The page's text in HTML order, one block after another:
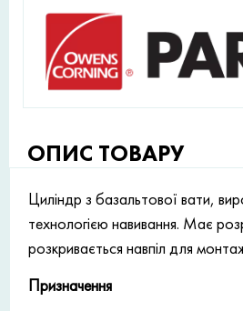
ОПИС ТОВАРУ
Циліндр з базальтової вати,
технологією навивання. Має
розкривається навпіл для
Призначення